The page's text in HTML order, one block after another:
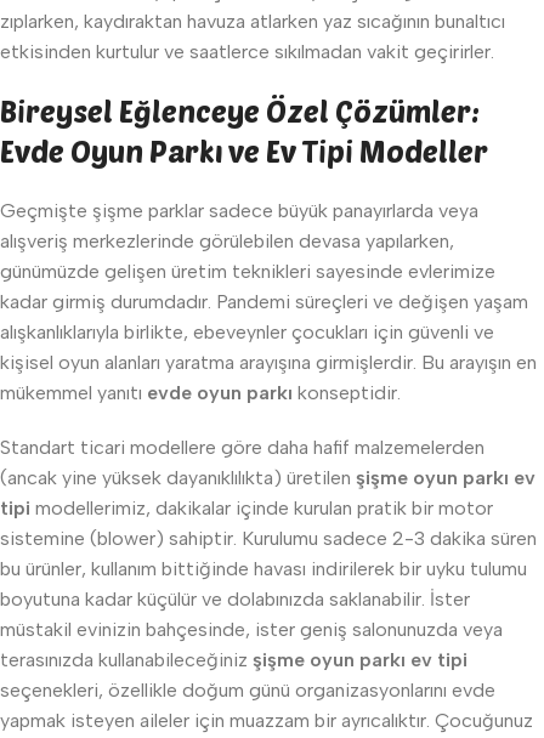
zıplarken, kaydıraktan havuza atlarken yaz sıcağının bunaltıcı
etkisinden kurtulur ve saatlerce sıkılmadan vakit geçirirler.
Bireysel Eğlenceye Özel Çözümler:
Evde Oyun Parkı ve Ev Tipi Modeller
Geçmişte şişme parklar sadece büyük panayırlarda veya
alışveriş merkezlerinde görülebilen devasa yapılarken,
günümüzde gelişen üretim teknikleri sayesinde evlerimize
kadar girmiş durumdadır. Pandemi süreçleri ve değişen yaşam
alışkanlıklarıyla birlikte, ebeveynler çocukları için güvenli ve
kişisel oyun alanları yaratma arayışına girmişlerdir. Bu arayışın en
mükemmel yanıtı evde oyun parkı konseptidir.
Standart ticari modellere göre daha hafif malzemelerden
(ancak yine yüksek dayanıklılıkta) üretilen şişme oyun parkı ev
tipi modellerimiz, dakikalar içinde kurulan pratik bir motor
sistemine (blower) sahiptir. Kurulumu sadece 2-3 dakika süren
bu ürünler, kullanım bittiğinde havası indirilerek bir uyku tulumu
boyutuna kadar küçülür ve dolabınızda saklanabilir. İster
müstakil evinizin bahçesinde, ister geniş salonunuzda veya
terasınızda kullanabileceğiniz şişme oyun parkı ev tipi
seçenekleri, özellikle doğum günü organizasyonlarını evde
yapmak isteyen aileler için muazzam bir ayrıcalıktır. Çocuğunuz